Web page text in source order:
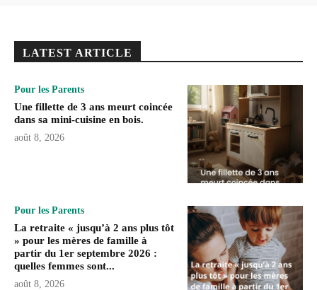
LATEST ARTICLE
Pour les Parents
Une fillette de 3 ans meurt coincée
dans sa mini-cuisine en bois.
août 8, 2026
Pour les Parents
La retraite « jusqu’à 2 ans plus tôt
» pour les mères de famille à
partir du 1er septembre 2026 :
quelles femmes sont...
août 8, 2026